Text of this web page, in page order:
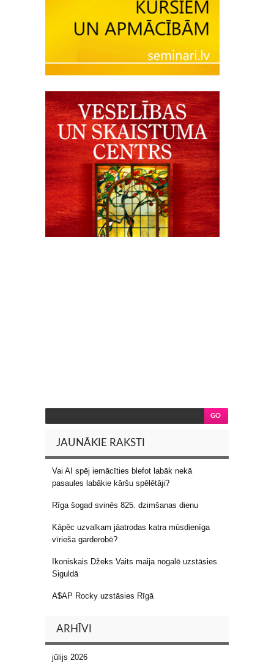
JAUNĀKIE RAKSTI
Vai AI spēj iemācīties blefot labāk nekā
pasaules labākie kāršu spēlētāji?
Rīga šogad svinēs 825. dzimšanas dienu
Kāpēc uzvalkam jāatrodas katra mūsdienīga
vīrieša garderobē?
Ikoniskais Džeks Vaits maija nogalē uzstāsies
Siguldā
A$AP Rocky uzstāsies Rīgā
ARHĪVI
jūlijs 2026